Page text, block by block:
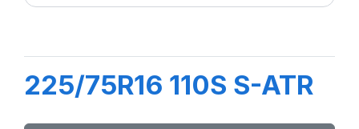
225/75R16 110S S-ATR